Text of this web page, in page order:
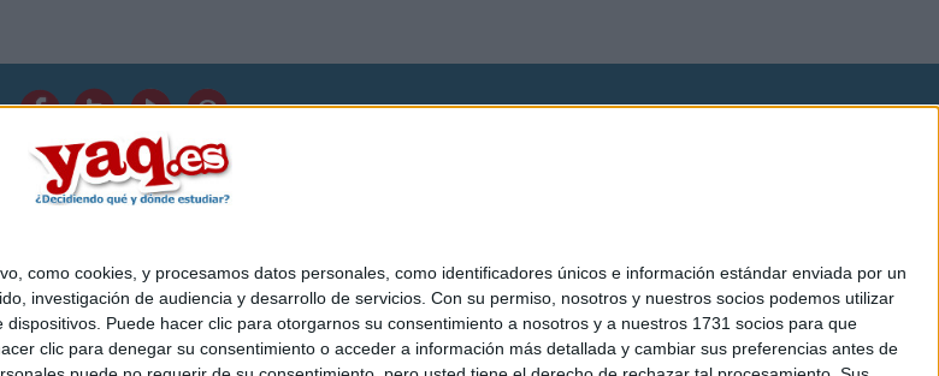
como cookies, y procesamos datos personales, como identificadores únicos e información estándar enviada por un
investigación de audiencia y desarrollo de servicios. Con su permiso, nosotros y nuestros socios podemos utilizar
Puede hacer clic para otorgarnos su consentimiento a nosotros y a nuestros 1731 socios para que
clic para denegar su consentimiento o acceder a información más detallada y cambiar sus preferencias antes de
somos| Contactar|Anúnciate
privacidad|Condiciones generales
- Diego de León 47 - 28006 Madrid [ESPAÑA] - Tel. +34 91 593 2767